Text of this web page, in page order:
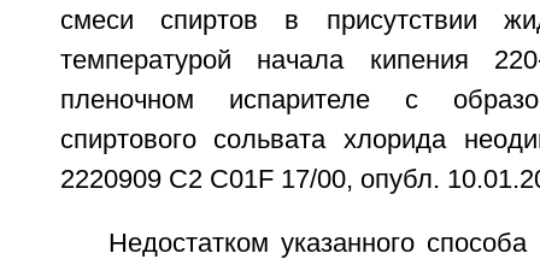
смеси спиртов в присутствии
температурой начала кипения
пленочном испарителе с
спиртового сольвата хлорида
2220909 С2 C01F 17/00, опубл.
Недостатком указанного